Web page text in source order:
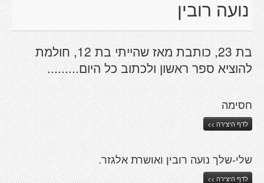
נועה רובין
בת 23, כותבת מאז שהייתי בת 12, חולמת
להוציא ספר ראשון ולכתוב כל היום.........
חסימה
לדף היצירה >>
שלי-שלך נועה רובין ואושרת אלגזר.
לדף היצירה >>